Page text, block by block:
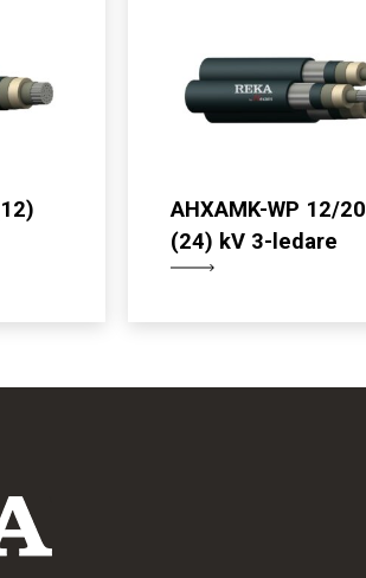
AHXAMK-WP 12/20
(24) kV 3-ledare